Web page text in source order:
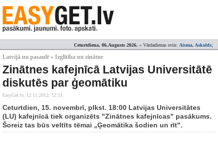
Ceturtdiena, 06.Augusts 2026. » Vārdadienas svin: Aisma, Askolds;
Latvijā un pasaulē » Izglītība un zinātne
Zinātnes kafejnīcā Latvijas Universitātē
diskutēs par ģeomātiku
EasyGet.lv, 12.11.2012. 12:51
Ceturtdien, 15. novembrī, plkst. 18:00 Latvijas Universitātes
(LU) kafejnīcā tiek organizēts "Zinātnes kafejnīcas" pasākums.
Šoreiz tas būs veltīts tēmai „Ģeomātika šodien un rīt".